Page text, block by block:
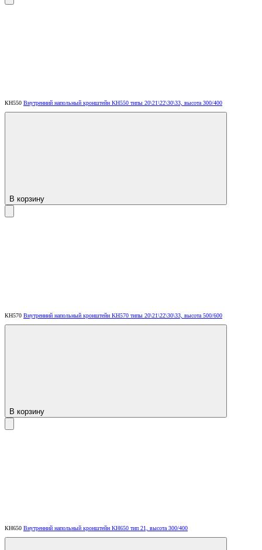
КН550 Внутренний напольный кронштейн KH550 типы 20\21\22\30\33, высота 300/400
В корзину
КН570 Внутренний напольный кронштейн KH570 типы 20\21\22\30\33, высота 500/600
В корзину
КН650 Внутренний напольный кронштейн KH650 тип 21, высота 300/400